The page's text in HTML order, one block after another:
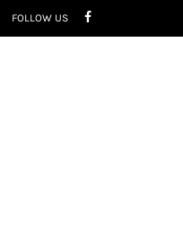
FOLLOW US